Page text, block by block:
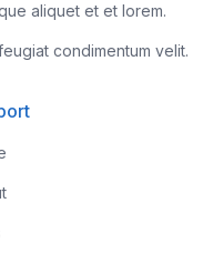
aliquet et et lorem.
condimentum velit.